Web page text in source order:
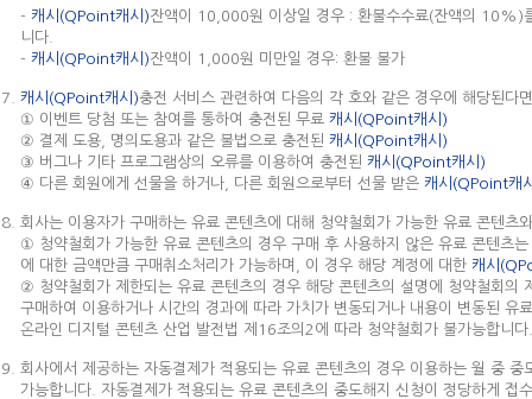
- 캐시(QPoint캐시)잔액이 10,000원 이상일 경우 : 환불수수료(잔액의 10%)
니다.
- 캐시(QPoint캐시)잔액이 1,000원 미만일 경우: 환불 불가
캐시(QPoint캐시)충전 서비스 관련하여 다음의 각 호와 같은 경우에 해당된다
① 이벤트 당첨 또는 참여를 통하여 충전된 무료 캐시(QPoint캐시)
② 결제 도용, 명의도용과 같은 불법으로 충전된 캐시(QPoint캐시)
③ 버그나 기타 프로그램상의 오류를 이용하여 충전된 캐시(QPoint캐시)
④ 다른 회원에게 선물을 하거나, 다른 회원으로부터 선물 받은 캐시(QPoint캐
회사는 이용자가 구매하는 유료 콘텐츠에 대해 청약철회가 가능한 유료 콘텐츠
① 청약철회가 가능한 유료 콘텐츠의 경우 구매 후 사용하지 않은 유료 콘텐츠
에 대한 금액만큼 구매취소처리가 가능하며, 이 경우 해당 계정에 대한 캐시
② 청약철회가 제한되는 유료 콘텐츠의 경우 해당 콘텐츠의 설명에 청약철회의
구매하여 이용하거나 시간의 경과에 따라 가치가 변동되거나 내용이 변동된
온라인 디지털 콘텐츠 산업 발전법 제16조의2에 따라 청약철회가 불가능합니다.
회사에서 제공하는 자동결제가 적용되는 유료 콘텐츠의 경우 이용하는 월 중
가능합니다. 자동결제가 적용되는 유료 콘텐츠의 중도해지 신청이 정당하게